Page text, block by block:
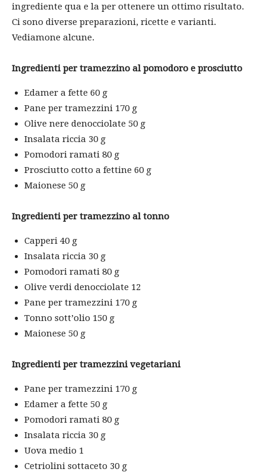
ingrediente qua e la per ottenere un ottimo risultato.
Ci sono diverse preparazioni, ricette e varianti.
Vediamone alcune.
Ingredienti per tramezzino al pomodoro e prosciutto
Edamer a fette 60 g
Pane per tramezzini 170 g
Olive nere denocciolate 50 g
Insalata riccia 30 g
Pomodori ramati 80 g
Prosciutto cotto a fettine 60 g
Maionese 50 g
Ingredienti per tramezzino al tonno
Capperi 40 g
Insalata riccia 30 g
Pomodori ramati 80 g
Olive verdi denocciolate 12
Pane per tramezzini 170 g
Tonno sott’olio 150 g
Maionese 50 g
Ingredienti per tramezzini vegetariani
Pane per tramezzini 170 g
Edamer a fette 50 g
Pomodori ramati 80 g
Insalata riccia 30 g
Uova medio 1
Cetriolini sottaceto 30 g